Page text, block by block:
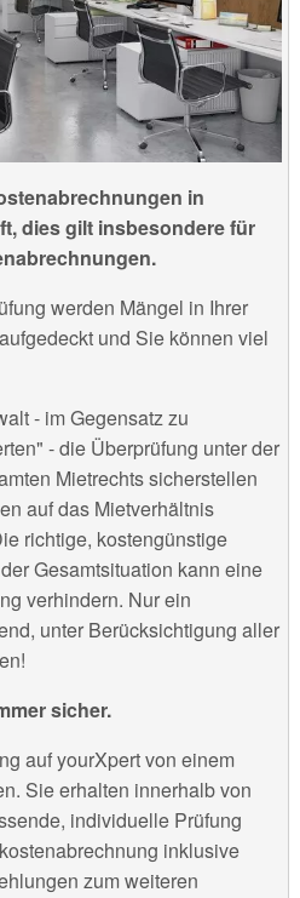
in
dies gilt insbesondere für
werden Mängel in Ihrer
und Sie können viel
- im Gegensatz zu
- die Überprüfung unter der
Mietrechts sicherstellen
auf das Mietverhältnis
richtige, kostengünstige
Gesamtsituation kann eine
verhindern. Nur ein
unter Berücksichtigung aller
sicher.
auf yourXpert von einem
Sie erhalten innerhalb von
individuelle Prüfung
inklusive
zum weiteren